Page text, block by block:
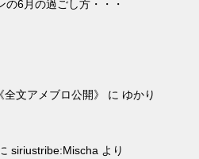
6月の過ごし方・・・
文アメブロ公開》 に ゆかり
siriustribe:Mischa より